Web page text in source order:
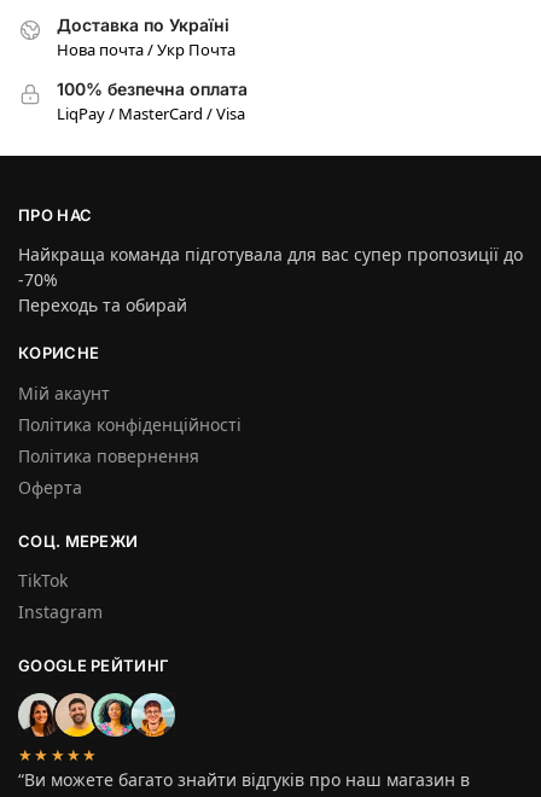
Доставка по Україні
Нова почта / Укр Почта
100% безпечна оплата
LiqPay / MasterCard / Visa
ПРО НАС
Найкраща команда підготувала для вас супер пропозиції до
-70%
Переходь та обирай
КОРИСНЕ
Мій акаунт
Політика конфіденційності
Політика повернення
Оферта
СОЦ. МЕРЕЖИ
TikTok
Instagram
GOOGLE РЕЙТИНГ
★★★★★
“Ви можете багато знайти відгуків про наш магазин в